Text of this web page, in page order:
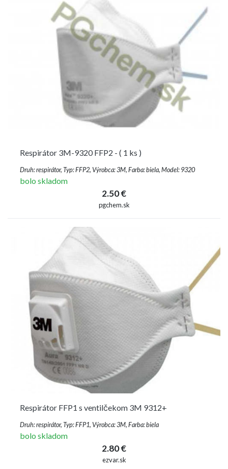
Respirátor 3M-9320 FFP2 - ( 1 ks )
Druh: respirátor, Typ: FFP2, Výrobca: 3M, Farba: biela, Model: 9320
bolo skladom
2.50 €
pgchem.sk
Respirátor FFP1 s ventilčekom 3M 9312+
Druh: respirátor, Typ: FFP1, Výrobca: 3M, Farba: biela
bolo skladom
2.80 €
ezvar.sk